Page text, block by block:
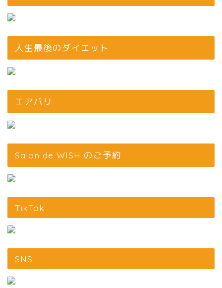
人生最後のダイエット
エアバリ
Salon de WISH のご予約
TikTok
SNS